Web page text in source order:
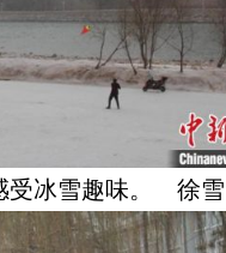
受冰雪趣味。 徐